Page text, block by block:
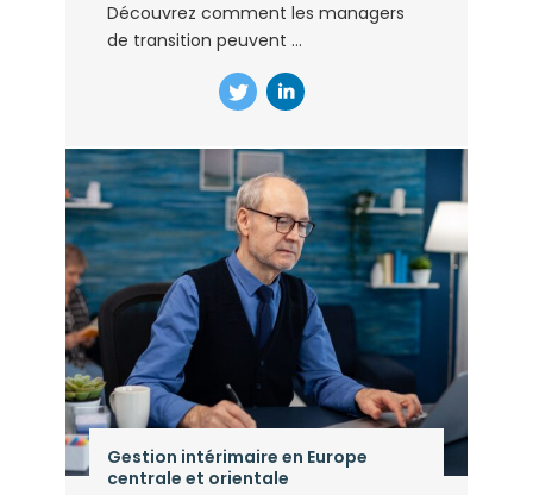
Découvrez comment les managers
de transition peuvent ...
Gestion intérimaire en Europe
centrale et orientale